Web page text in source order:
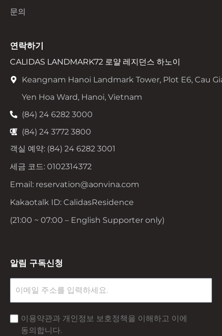
문의
연락하기
CALIDAS LANDMARK72 로얄 레지던스 하노이
Keangnam Hanoi Landmark Tower, Plot E6, Cau
Yen Hoa Ward, Hanoi, Vietnam
(84) 24 6282 3000
(84) 24 3772 3800
객실 예약: (84) 24 6282 3001
세금 코드: 0102314372
Email: reservation@aonvina.com
Kakaotalk ID: CalidasResidence
(21:00 ~ 07:00 – English Supporter only)
알림 구독신청
이용약관과 개인정보 보호정책을 이해하고 이에
동의합니다.